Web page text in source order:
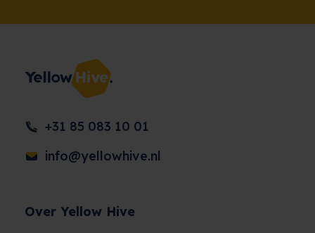
+31 85 083 10 01
info@yellowhive.nl
Over Yellow Hive